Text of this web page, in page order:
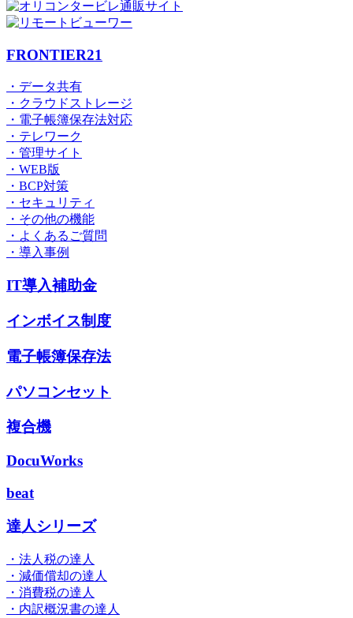
FRONTIER21
・データ共有
・クラウドストレージ
・電子帳簿保存法対応
・テレワーク
・管理サイト
・WEB版
・BCP対策
・セキュリティ
・その他の機能
・よくあるご質問
・導入事例
IT導入補助金
インボイス制度
電子帳簿保存法
パソコンセット
複合機
DocuWorks
beat
達人シリーズ
・法人税の達人
・減価償却の達人
・消費税の達人
・内訳概況書の達人